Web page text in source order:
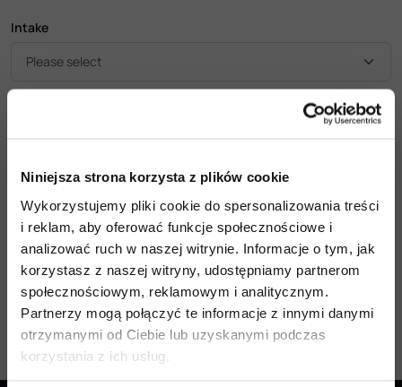
Niniejsza strona korzysta z plików cookie
Wykorzystujemy pliki cookie do spersonalizowania treści
i reklam, aby oferować funkcje społecznościowe i
analizować ruch w naszej witrynie. Informacje o tym, jak
korzystasz z naszej witryny, udostępniamy partnerom
społecznościowym, reklamowym i analitycznym.
Partnerzy mogą połączyć te informacje z innymi danymi
otrzymanymi od Ciebie lub uzyskanymi podczas
korzystania z ich usług.
Intake
Cancel Application
*By submitting my application, I acknowledge that the
specialization will open only if the required number of applicants is
reached. If not, the university may offer another available
specialization.